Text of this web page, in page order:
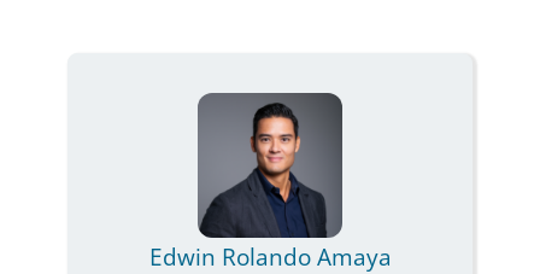
Edwin Rolando Amaya